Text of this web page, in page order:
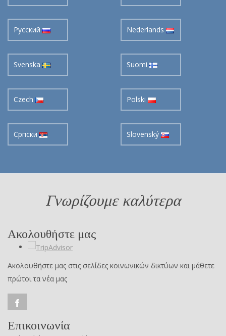
Pусский Nederlands
Svenska Suomi
Czech Polski
Cрпски Slovenský
Γνωρίζουμε καλύτερα
Ακολουθήστε μας
Ακολουθήστε μας στις σελίδες κοινωνικών δικτύων και μάθετε
πρώτοι τα νέα μας
Επικοινωνία